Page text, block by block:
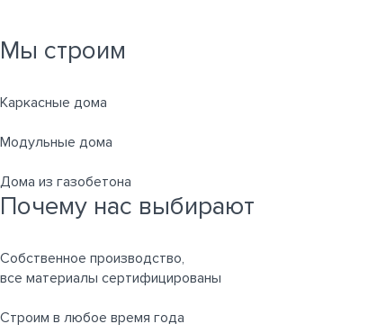
Мы строим
Каркасные дома
Модульные дома
Дома из газобетона
Почему нас выбирают
Собственное производство,
все материалы сертифицированы
Строим в любое время года